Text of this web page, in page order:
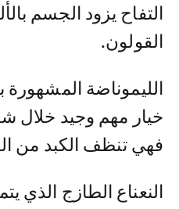
التفاح يزود الجسم
القولون.
الليموناضة المشهورة
خيار مهم وجيد خلال
فهي تنظف الكبد من
النعناع الطازج الذي